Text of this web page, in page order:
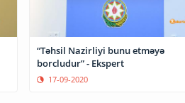
“Təhsil Nazirliyi bunu etməyə
borcludur” - Ekspert
17-09-2020